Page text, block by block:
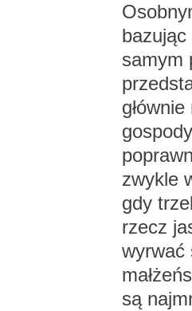
samym
zwykle
gdy
rzecz
wyrwać
są